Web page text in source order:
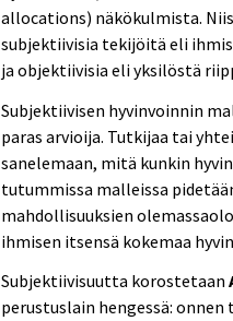
allocations) näkökulmista.
subjektiivisia tekijöitä eli
ja objektiivisia eli yksilöstä
Subjektiivisen hyvinvoinnin
paras arvioija. Tutkijaa tai
sanelemaan, mitä kunkin
tutummissa malleissa
mahdollisuuksien
ihmisen itsensä kokemaa
Subjektiivisuutta korostetaan
perustuslain hengessä: